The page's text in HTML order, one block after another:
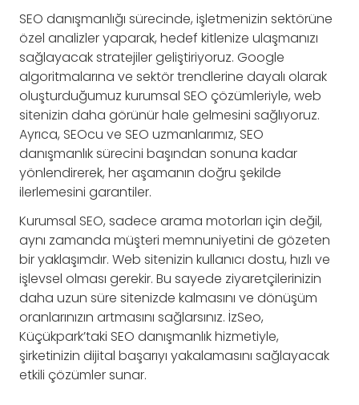
SEO danışmanlığı sürecinde, işletmenizin sektörüne
özel analizler yaparak, hedef kitlenize ulaşmanızı
sağlayacak stratejiler geliştiriyoruz. Google
algoritmalarına ve sektör trendlerine dayalı olarak
oluşturduğumuz kurumsal SEO çözümleriyle, web
sitenizin daha görünür hale gelmesini sağlıyoruz.
Ayrıca, SEOcu ve SEO uzmanlarımız, SEO
danışmanlık sürecini başından sonuna kadar
yönlendirerek, her aşamanın doğru şekilde
ilerlemesini garantiler.
Kurumsal SEO, sadece arama motorları için değil,
aynı zamanda müşteri memnuniyetini de gözeten
bir yaklaşımdır. Web sitenizin kullanıcı dostu, hızlı ve
işlevsel olması gerekir. Bu sayede ziyaretçilerinizin
daha uzun süre sitenizde kalmasını ve dönüşüm
oranlarınızın artmasını sağlarsınız. İzSeo,
Küçükpark’taki SEO danışmanlık hizmetiyle,
şirketinizin dijital başarıyı yakalamasını sağlayacak
etkili çözümler sunar.